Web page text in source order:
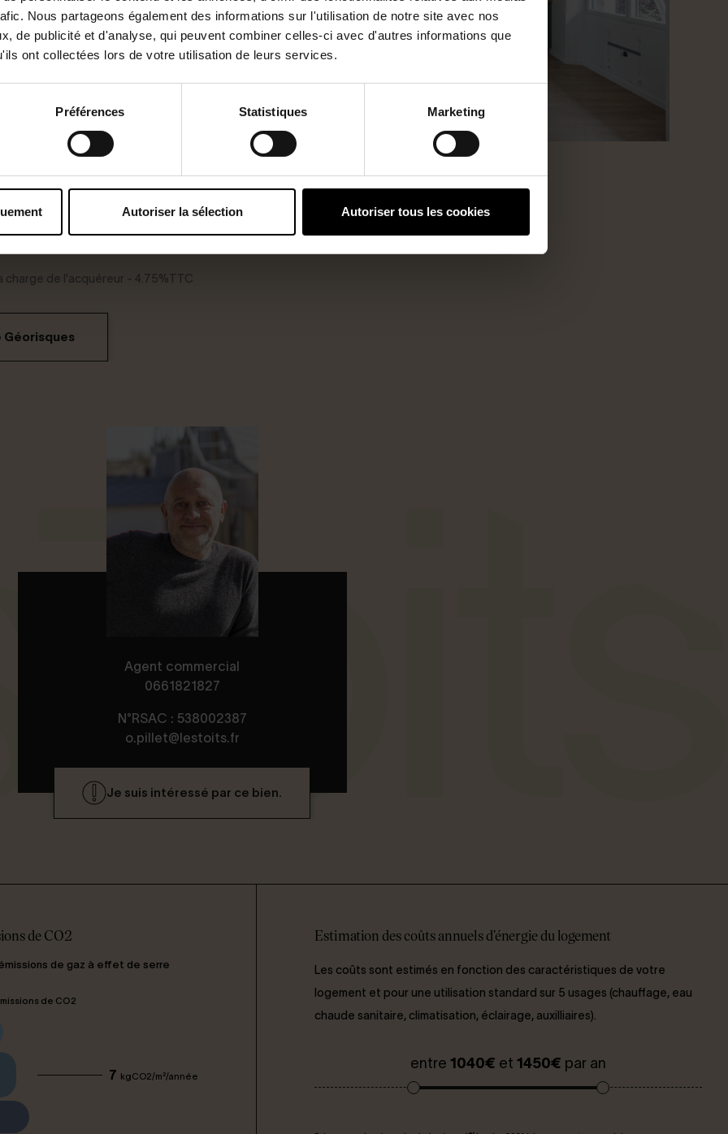
Nous partageons également des informations sur l'utilisation de notre site avec nos
de publicité et d'analyse, qui peuvent combiner celles-ci avec d'autres informations que
ont collectées lors de votre utilisation de leurs services.
Préférences Statistiques Marketing
Autoriser la sélection Autoriser tous les cookies
charge de l'acquéreur - 4.75%TTC
Agent commercial
0661821827
N°RSAC : 538002387
o.pillet@lestoits.fr
Je suis intéressé par ce bien.
de CO2
de gaz à effet de serre
de CO2
7 kgCO2/m²/année
Estimation des coûts annuels d'énergie du logement
Les coûts sont estimés en fonction des caractéristiques de votre
logement et pour une utilisation standard sur 5 usages (chauffage, eau
chaude sanitaire, climatisation, éclairage, auxilliaires).
entre 1040€ et 1450€ par an